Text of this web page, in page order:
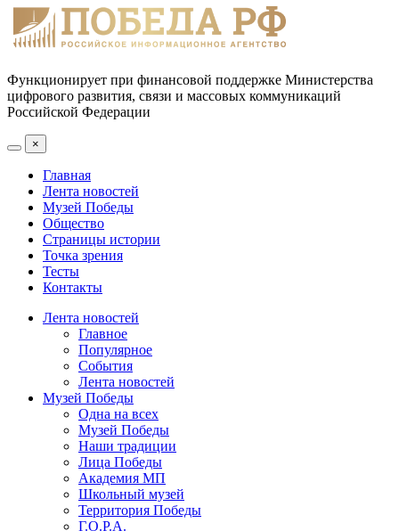
Функционирует при финансовой поддержке Министерства
цифрового развития, связи и массовых коммуникаций
Российской Федерации
×
Главная
Лента новостей
Музей Победы
Общество
Страницы истории
Точка зрения
Тесты
Контакты
Лента новостей
Главное
Популярное
События
Лента новостей
Музей Победы
Одна на всех
Музей Победы
Наши традиции
Лица Победы
Академия МП
Школьный музей
Территория Победы
Г.О.Р.А.